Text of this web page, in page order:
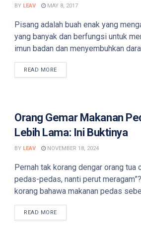
BY LEAV MAY 8, 2017
Pisang adalah buah enak yang
yang banyak dan berfungsi untuk
imun badan dan menyembuhkan
READ MOREDETAILS
Orang Gemar Makanan
Lebih Lama: Ini Buktinya
BY LEAV NOVEMBER 18, 2024
Pernah tak korang dengar orang tua
pedas-pedas, nanti perut
korang bahawa makanan pedas
READ MOREDETAILS